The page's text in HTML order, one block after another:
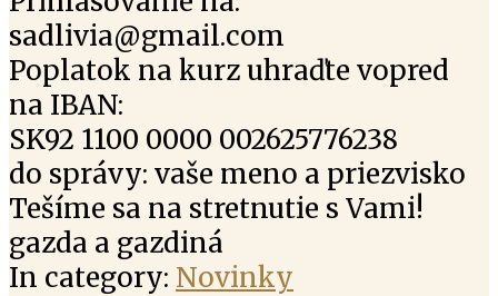
sadlivia@gmail.com
Poplatok na kurz uhraďte vopred
na IBAN:
SK92 1100 0000 002625776238
do správy: vaše meno a priezvisko
Tešíme sa na stretnutie s Vami!
gazda a gazdiná
In category: Novinky